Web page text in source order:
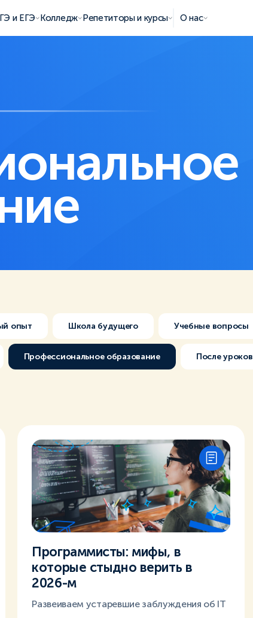
и ЕГЭ Колледж Репетиторы и курсы О нас
опыт Школа будущего Учебные вопросы
Профессиональное образование После уроков
Программисты: мифы, в
которые стыдно верить в
2026-м
Развеиваем устаревшие заблуждения об IT